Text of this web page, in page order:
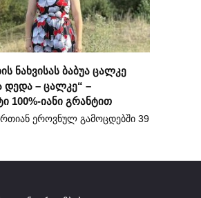
ნახვისას ბაბუა ცალკე
– ცალკე“ –
100%-იანი გრანტით
ეროვნულ გამოცდებში 39